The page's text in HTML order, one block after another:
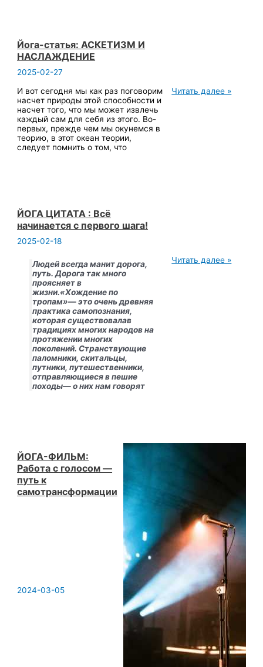
Йога-статья: АСКЕТИЗМ И
НАСЛАЖДЕНИЕ
2025-02-27
И вот сегодня мы как раз поговорим
насчет природы этой способности и
насчет того, что мы может извлечь
каждый сам для себя из этого. Во-
первых, прежде чем мы окунемся в
теорию, в этот океан теории,
следует помнить о том, что
Йога-
Читать далее »
ЙОГА ЦИТАТА : Всё
начинается с первого шага!
2025-02-18
Людей всегда манит дорога,
путь. Дорога так много
проясняет в
жизни.«Хождение по
тропам»— это очень древняя
практика самопознания,
которая существовалав
традициях многих народов на
протяжении многих
поколений. Странствующие
паломники, скитальцы,
путники, путешественники,
отправляющиеся в пешие
походы— о них нам говорят
ЙОГА
Читать далее »
ЙОГА-ФИЛЬМ:
Работа с голосом —
путь к
самотрансформации
2024-03-05